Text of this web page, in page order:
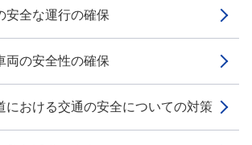
全な運行の確保
の安全性の確保
おける交通の安全についての対策